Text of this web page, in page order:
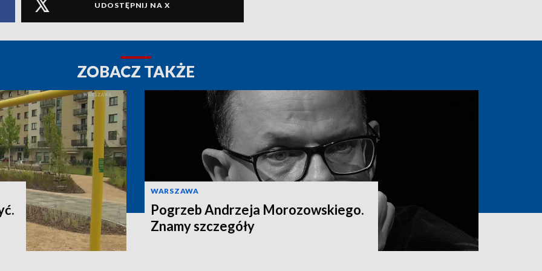
UDOSTĘPNIJ NA X
ZOBACZ TAKŻE
WARSZAWA
Pogrzeb Andrzeja Morozowskiego.
Znamy szczegóły